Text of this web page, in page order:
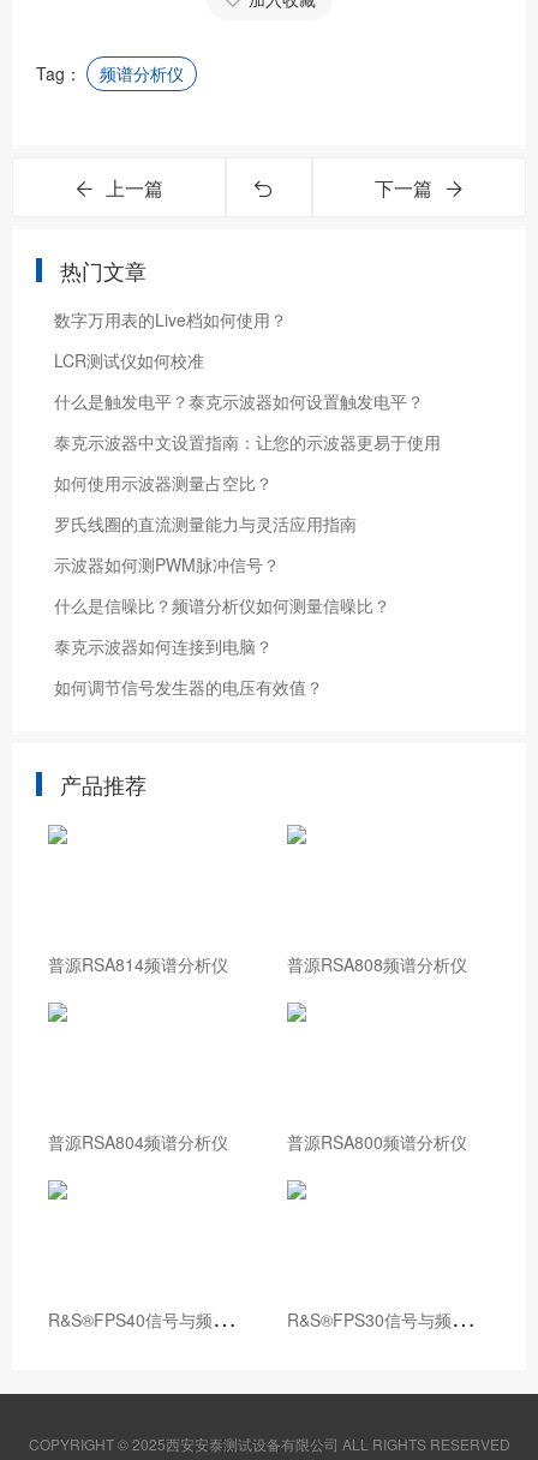
Tag： 频谱分析仪
上一篇 下一篇
热门文章
数字万用表的Live档如何使用？
LCR测试仪如何校准
什么是触发电平？泰克示波器如何设置触发电平？
泰克示波器中文设置指南：让您的示波器更易于使用
如何使用示波器测量占空比？
罗氏线圈的直流测量能力与灵活应用指南
示波器如何测PWM脉冲信号？
什么是信噪比？频谱分析仪如何测量信噪比？
泰克示波器如何连接到电脑？
如何调节信号发生器的电压有效值？
产品推荐
普源RSA814频谱分析仪 普源RSA808频谱分析仪
普源RSA804频谱分析仪 普源RSA800频谱分析仪
R
&S®FPS40信号与频谱分析仪 R
&S®FPS30信号与频谱分析仪
COPYRIGHT © 2025西安安泰测试设备有限公司 ALL RIGHTS RESERVED